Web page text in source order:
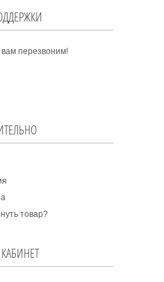
перезвоним!
товар?